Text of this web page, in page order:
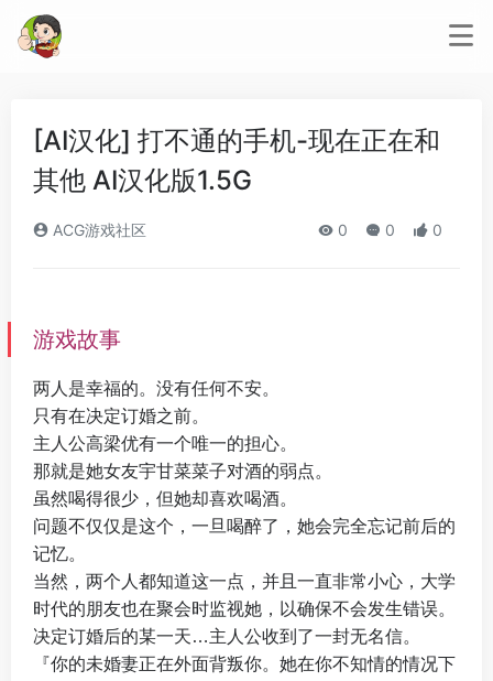
[AI汉化] 打不通的手机-现在正在和
其他 AI汉化版1.5G
ACG游戏社区 0 0 0
游戏故事
两人是幸福的。没有任何不安。
只有在决定订婚之前。
主人公高梁优有一个唯一的担心。
那就是她女友宇甘菜菜子对酒的弱点。
虽然喝得很少，但她却喜欢喝酒。
问题不仅仅是这个，一旦喝醉了，她会完全忘记前后的
记忆。
当然，两个人都知道这一点，并且一直非常小心，大学
时代的朋友也在聚会时监视她，以确保不会发生错误。
决定订婚后的某一天…主人公收到了一封无名信。
『你的未婚妻正在外面背叛你。她在你不知情的情况下